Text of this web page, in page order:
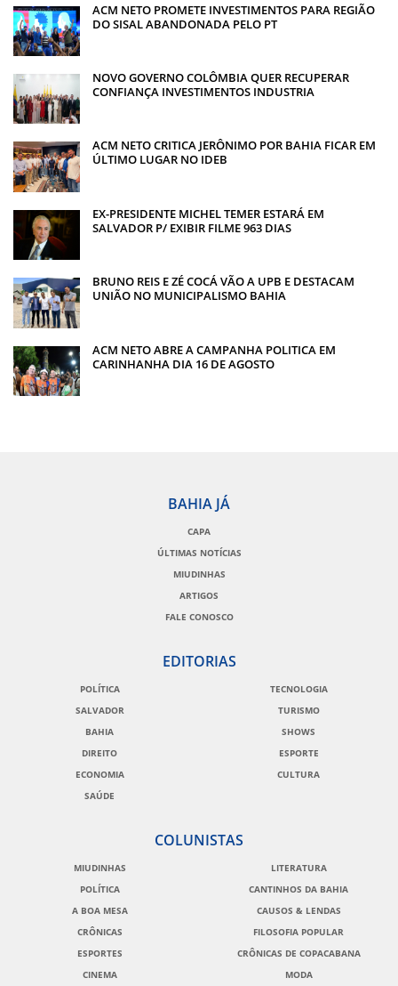
ACM NETO PROMETE INVESTIMENTOS PARA REGIÃO
DO SISAL ABANDONADA PELO PT
NOVO GOVERNO COLÔMBIA QUER RECUPERAR
CONFIANÇA INVESTIMENTOS INDUSTRIA
ACM NETO CRITICA JERÔNIMO POR BAHIA FICAR EM
ÚLTIMO LUGAR NO IDEB
EX-PRESIDENTE MICHEL TEMER ESTARÁ EM
SALVADOR P/ EXIBIR FILME 963 DIAS
BRUNO REIS E ZÉ COCÁ VÃO A UPB E DESTACAM
UNIÃO NO MUNICIPALISMO BAHIA
ACM NETO ABRE A CAMPANHA POLITICA EM
CARINHANHA DIA 16 DE AGOSTO
BAHIA JÁ
CAPA
ÚLTIMAS NOTÍCIAS
MIUDINHAS
ARTIGOS
FALE CONOSCO
EDITORIAS
POLÍTICA
SALVADOR
BAHIA
DIREITO
ECONOMIA
SAÚDE
TECNOLOGIA
TURISMO
SHOWS
ESPORTE
CULTURA
COLUNISTAS
MIUDINHAS
POLÍTICA
A BOA MESA
CRÔNICAS
ESPORTES
CINEMA
LITERATURA
CANTINHOS DA BAHIA
CAUSOS & LENDAS
FILOSOFIA POPULAR
CRÔNICAS DE COPACABANA
MODA